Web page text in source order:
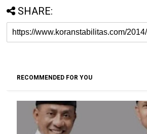
SHARE:
RECOMMENDED FOR YOU